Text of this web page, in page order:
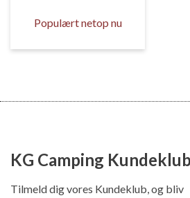
Populært netop nu
KG Camping Kundeklub
Tilmeld dig vores Kundeklub, og bliv